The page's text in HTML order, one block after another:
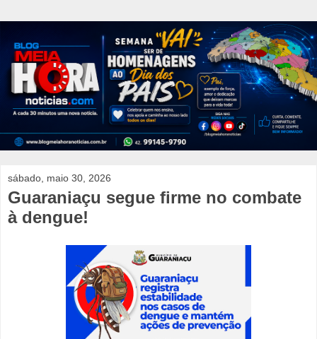
sábado, maio 30, 2026
Guaraniaçu segue firme no combate
à dengue!